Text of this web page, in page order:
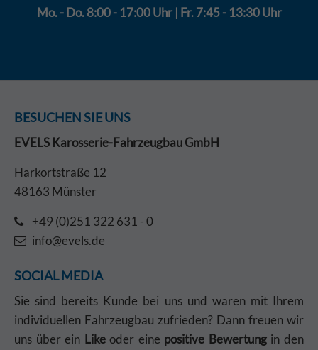
Mo. - Do. 8:00 - 17:00 Uhr | Fr. 7:45 - 13:30 Uhr
BESUCHEN SIE UNS
EVELS Karosserie-Fahrzeugbau GmbH
Harkortstraße 12
48163 Münster
+49 (0)251 322 631 - 0
info@evels.de
SOCIAL MEDIA
Sie sind bereits Kunde bei uns und waren mit Ihrem
individuellen Fahrzeugbau zufrieden? Dann freuen wir
uns über ein Likeoder eine positive Bewertungin den